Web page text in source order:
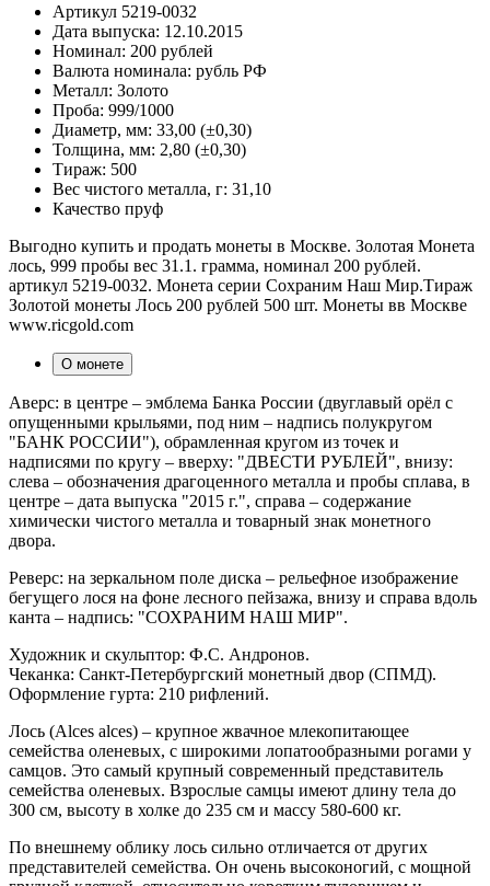
Артикул 5219-0032
Дата выпуска: 12.10.2015
Номинал: 200 рублей
Валюта номинала: рубль РФ
Металл: Золото
Проба: 999/1000
Диаметр, мм: 33,00 (±0,30)
Толщина, мм: 2,80 (±0,30)
Тираж: 500
Вес чистого металла, г: 31,10
Качество пруф
Выгодно купить и продать монеты в Москве. Золотая Монета
лось, 999 пробы вес 31.1. грамма, номинал 200 рублей.
артикул 5219-0032. Монета серии Сохраним Наш Мир.Тираж
Золотой монеты Лось 200 рублей 500 шт. Монеты вв Москве
www.ricgold.com
О монете
Аверс: в центре – эмблема Банка России (двуглавый орёл с
опущенными крыльями, под ним – надпись полукругом
"БАНК РОССИИ"), обрамленная кругом из точек и
надписями по кругу – вверху: "ДВЕСТИ РУБЛЕЙ", внизу:
слева – обозначения драгоценного металла и пробы сплава, в
центре – дата выпуска "2015 г.", справа – содержание
химически чистого металла и товарный знак монетного
двора.
Реверс: на зеркальном поле диска – рельефное изображение
бегущего лося на фоне лесного пейзажа, внизу и справа вдоль
канта – надпись: "СОХРАНИМ НАШ МИР".
Художник и скульптор: Ф.С. Андронов.
Чеканка: Санкт-Петербургский монетный двор (СПМД).
Оформление гурта: 210 рифлений.
Лось (Alсes alces) – крупное жвачное млекопитающее
семейства оленевых, с широкими лопатообразными рогами у
самцов. Это самый крупный современный представитель
семейства оленевых. Взрослые самцы имеют длину тела до
300 см, высоту в холке до 235 см и массу 580-600 кг.
По внешнему облику лось сильно отличается от других
представителей семейства. Он очень высоконогий, с мощной